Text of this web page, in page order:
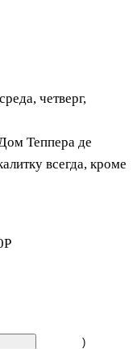
четверг,
Теппера де
всегда, кроме
)